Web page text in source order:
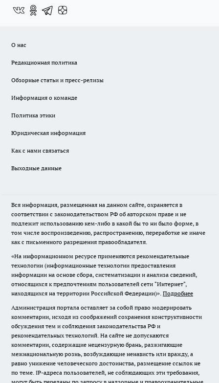
О нас
Редакционная политика
Обзорные статьи и пресс-релизы
Информация о команде
Политика этики
Юридическая информация
Как с нами связаться
Выходные данные
Вся информация, размещенная на данном сайте, охраняется в
соответствии с законодательством РФ об авторском праве и не
подлежит использованию кем-либо в какой бы то ни было форме, в
том числе воспроизведению, распространению, переработке не иначе
как с письменного разрешения правообладателя.
«На информационном ресурсе применяются рекомендательные
технологии (информационные технологии предоставления
информации на основе сбора, систематизации и анализа сведений,
относящихся к предпочтениям пользователей сети "Интернет",
находящихся на территории Российской Федерации)». Подробнее
Администрация портала оставляет за собой право модерировать
комментарии, исходя из соображений сохранения конструктивности
обсуждения тем и соблюдения законодательства РФ и
рекомендательных технологий. На сайте не допускаются
комментарии, содержащие нецензурную брань, разжигающие
межнациональную рознь, возбуждающие ненависть или вражду, а
равно унижение человеческого достоинства, размещение ссылок не
по теме. IP-адреса пользователей, не соблюдающих эти требования,